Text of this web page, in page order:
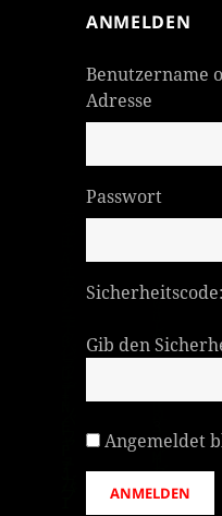
ANMELDEN
Benutzername
Adresse
Passwort
Sicherheitscode:
Gib den
Angemeldet
ANMELDEN